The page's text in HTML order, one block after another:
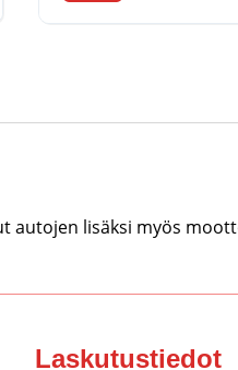
autojen lisäksi myös
Laskutustiedot